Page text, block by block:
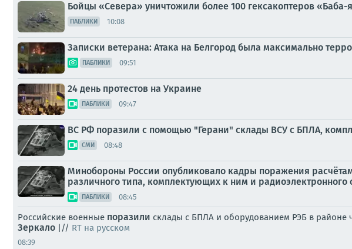
Бойцы «Севера» уничтожили более 100 гексакоптеров «Баба-
ПАБЛИКИ 10:08
Записки ветерана: Атака на Белгород была максимально
ПАБЛИКИ 09:51
24 день протестов на Украине
ПАБЛИКИ 09:47
ВС РФ поразили с помощью "Герани" склады ВСУ с БПЛА,
СМИ 08:48
Минобороны России опубликовало кадры поражения
различного типа, комплектующих к ним и
ПАБЛИКИ 08:45
Российские военные поразили склады с БПЛА и оборудованием РЭБ в районе
Зеркало |// RT на русском
08:39